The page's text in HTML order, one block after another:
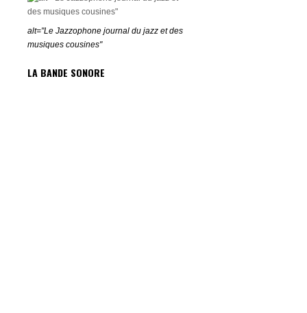
alt="Le Jazzophone journal du jazz et des
musiques cousines"
LA BANDE SONORE